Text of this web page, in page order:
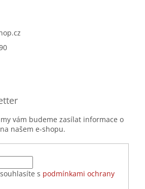
vám budeme zasílat informace o
našem e-shopu.
s podmínkami ochrany